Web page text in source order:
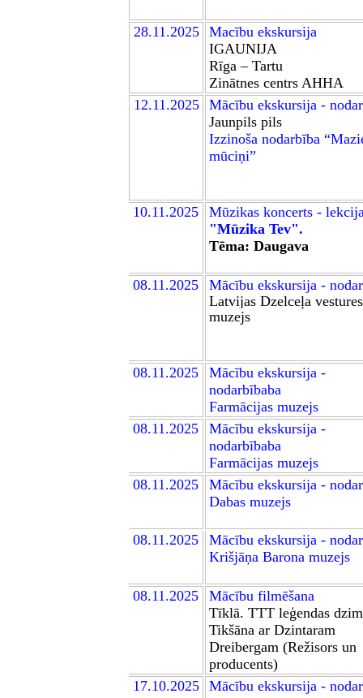
28.11.2025
Macību ekskursija
IGAUNIJA
Rīga – Tartu
Zinātnes centrs AHHA
12.11.2025
Mācību ekskursija -
Jaunpils pils
Izzinoša nodarbība
mūciņi”
10.11.2025 Mūzikas koncerts -
"Mūzika Tev".
Tēma: Daugava
08.11.2025
Mācību ekskursija -
Latvijas Dzelceļa vestures
muzejs
08.11.2025
Mācību ekskursija -
nodarbībaba
Farmācijas muzejs
08.11.2025
Mācību ekskursija -
nodarbībaba
Farmācijas muzejs
08.11.2025
Mācību ekskursija -
Dabas muzejs
08.11.2025
Mācību ekskursija -
Krišjāņa Barona muzejs
08.11.2025
Mācību filmēšana
Tīklā. TTT leģendas
Tikšāna ar Dzintaram
Dreibergam (Režisors un
producents)
17.10.2025
Mācību ekskursija -